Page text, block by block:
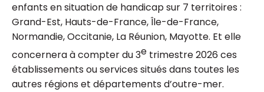
enfants en situation de handicap sur 7 territoires :
Grand-Est, Hauts-de-France, Île-de-France,
Normandie, Occitanie, La Réunion, Mayotte. Et elle
concernera à compter du 3e trimestre 2026 ces
établissements ou services situés dans toutes les
autres régions et départements d’outre-mer.